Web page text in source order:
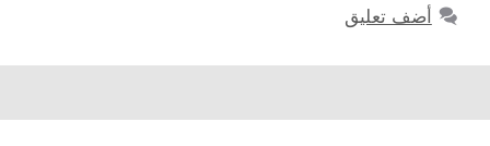
أضف تعليق